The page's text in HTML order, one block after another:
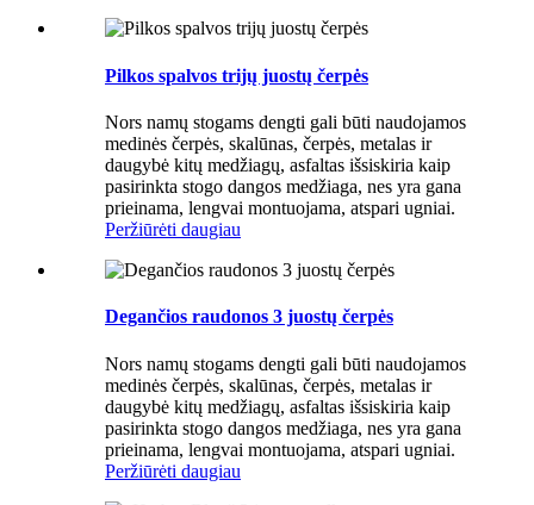
Pilkos spalvos trijų juostų čerpės
Nors namų stogams dengti gali būti naudojamos
medinės čerpės, skalūnas, čerpės, metalas ir
daugybė kitų medžiagų, asfaltas išsiskiria kaip
pasirinkta stogo dangos medžiaga, nes yra gana
prieinama, lengvai montuojama, atspari ugniai.
Peržiūrėti daugiau
Degančios raudonos 3 juostų čerpės
Nors namų stogams dengti gali būti naudojamos
medinės čerpės, skalūnas, čerpės, metalas ir
daugybė kitų medžiagų, asfaltas išsiskiria kaip
pasirinkta stogo dangos medžiaga, nes yra gana
prieinama, lengvai montuojama, atspari ugniai.
Peržiūrėti daugiau